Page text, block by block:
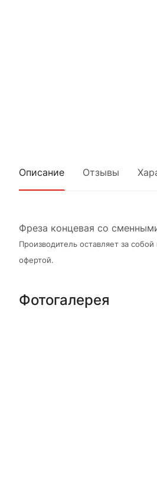
Описание Отзывы
Фреза концевая со
Производитель оставляет за
офертой.
Фотогалерея